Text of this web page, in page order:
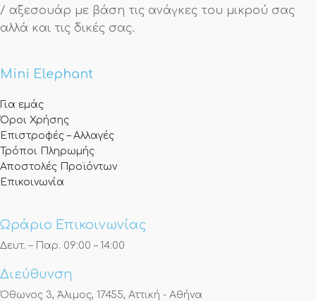
/ αξεσουάρ με βάση τις ανάγκες του μικρού σας
αλλά και τις δικές σας.
Mini Elephant
Για εμάς
Όροι Χρήσης
Επιστροφές – Αλλαγές
Τρόποι Πληρωμής
Αποστολές Προϊόντων
Επικοινωνία
Ωράριο Επικοινωνίας
Δευτ. – Παρ. 09:00 – 14:00
Διεύθυνση
Όθωνος 3, Άλιμος, 17455, Αττική - Αθήνα